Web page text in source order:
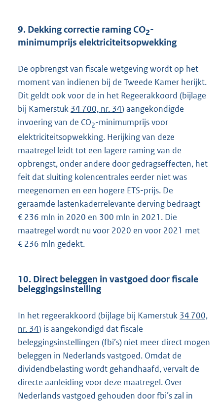
9. Dekking correctie raming CO2-
minimumprijs elektriciteitsopwekking
De opbrengst van fiscale wetgeving wordt op het
moment van indienen bij de Tweede Kamer herijkt.
Dit geldt ook voor de in het Regeerakkoord (bijlage
bij Kamerstuk 34 700, nr. 34) aangekondigde
invoering van de CO2-minimumprijs voor
elektriciteitsopwekking. Herijking van deze
maatregel leidt tot een lagere raming van de
opbrengst, onder andere door gedragseffecten, het
feit dat sluiting kolencentrales eerder niet was
meegenomen en een hogere ETS-prijs. De
geraamde lastenkaderrelevante derving bedraagt
€ 236 mln in 2020 en 300 mln in 2021. Die
maatregel wordt nu voor 2020 en voor 2021 met
€ 236 mln gedekt.
10. Direct beleggen in vastgoed door fiscale
beleggingsinstelling
In het regeerakkoord (bijlage bij Kamerstuk 34 700,
nr. 34) is aangekondigd dat fiscale
beleggingsinstellingen (fbi’s) niet meer direct mogen
beleggen in Nederlands vastgoed. Omdat de
dividendbelasting wordt gehandhaafd, vervalt de
directe aanleiding voor deze maatregel. Over
Nederlands vastgoed gehouden door fbi’s zal in